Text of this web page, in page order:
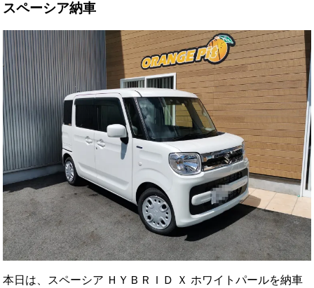
スペーシア納車
本日は、スペーシア ＨＹＢＲＩＤ Ｘ ホワイトパールを納車